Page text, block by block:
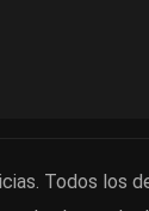
Todos los